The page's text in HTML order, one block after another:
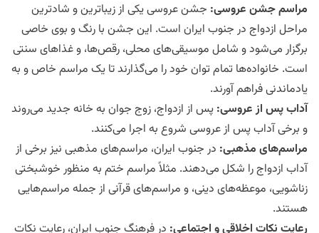
مراسم جشن عروسی: جشن عروسی یکی از زیباترین و شادترین
مراحل ازدواج در جنوب ایران است. این جشن با رنگ و بوی خاصی
برگزار می‌شود و شامل موسیقی‌های محلی، رقص‌ها، و غذاهای سنتی
است. خانواده‌ها تمام توان خود را می‌گذارند تا یک مراسم خاص و به
یادماندنی فراهم آورند.
آداب پس از عروسی: پس از ازدواج، زوج جوان به خانه جدید می‌روند
و برخی آداب پس از عروسی شروع به اجرا می‌کنند.
مراسم‌های مذهبی: در جنوب ایران، مراسم‌های مذهبی نیز برخی از
آداب ازدواج را شکل می‌دهند. مثلاً مراسم ختم به منظور خوشبختی
زناشویی، موعظه‌های دینی، و مراسم‌های قرآنی از جمله مراسم‌هایی
هستند.
رعایت نکات اخلاقی و اجتماعی: در فرهنگ جنوب ایران، رعایت نکات